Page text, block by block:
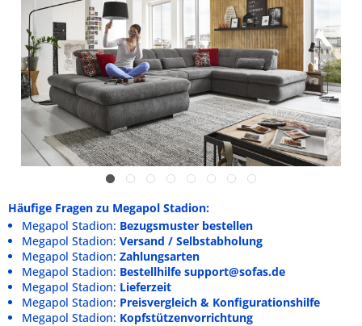
Häufige Fragen zu Megapol Stadion:
Megapol Stadion: Bezugsmuster bestellen
Megapol Stadion: Versand / Selbstabholung
Megapol Stadion: Zahlungsarten
Megapol Stadion: Bestellhilfe support@sofas.de
Megapol Stadion: Lieferzeit
Megapol Stadion: Preisvergleich & Konfigurationshilfe
Megapol Stadion: Kopfstützenvorrichtung